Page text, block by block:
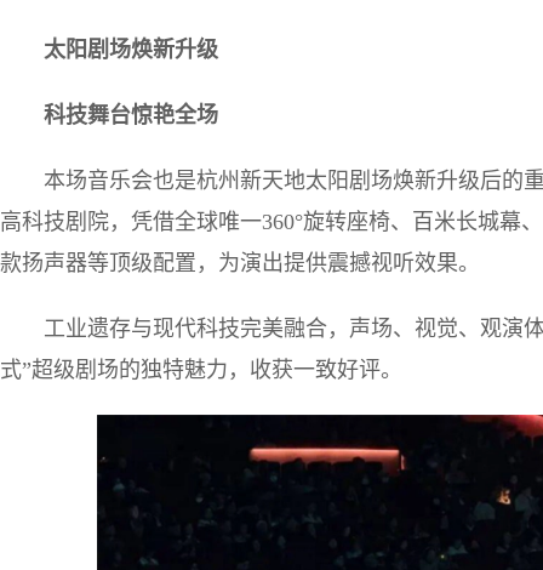
太阳剧场焕新升级
科技舞台惊艳全场
本场音乐会也是杭州新天地太阳剧场焕新升级后的
高科技剧院，凭借全球唯一360°旋转座椅、百米长城幕
款扬声器等顶级配置，为演出提供震撼视听效果。
工业遗存与现代科技完美融合，声场、视觉、观演
式”超级剧场的独特魅力，收获一致好评。